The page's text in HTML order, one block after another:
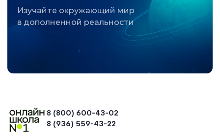
Изучайте окружающий мир
в дополненной реальности
8 (800) 600-43-02
8 (936) 559-43-22